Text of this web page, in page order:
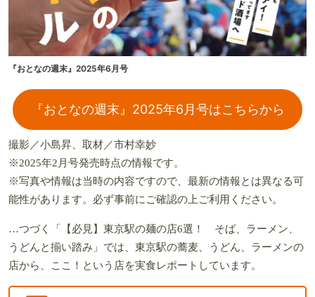
『おとなの週末』2025年6月号
『おとなの週末』2025年6月号はこちらから
撮影／小島昇、取材／市村幸妙
※2025年2月号発売時点の情報です。
※写真や情報は当時の内容ですので、最新の情報とは異なる可
能性があります。必ず事前にご確認の上ご利用ください。
…つづく「【必見】東京駅の麺の店6選！ そば、ラーメン、
うどんと揃い踏み」では、東京駅の蕎麦、うどん、ラーメンの
店から、ここ！という店を実食レポートしています。